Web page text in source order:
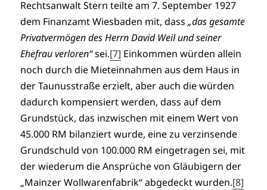
Rechtsanwalt Stern teilte am 7. September 1927
dem Finanzamt Wiesbaden mit, dass„das gesamte
Privatvermögen des Herrn David Weil und seiner
Ehefrau verloren“sei.[7] Einkommen würden allein
noch durch die Mieteinnahmen aus dem Haus in
der Taunusstraße erzielt, aber auch die würden
dadurch kompensiert werden, dass auf dem
Grundstück, das inzwischen mit einem Wert von
45.000 RM bilanziert wurde, eine zu verzinsende
Grundschuld von 100.000 RM eingetragen sei, mit
der wiederum die Ansprüche von Gläubigern der
„Mainzer Wollwarenfabrik“ abgedeckt wurden.[8]